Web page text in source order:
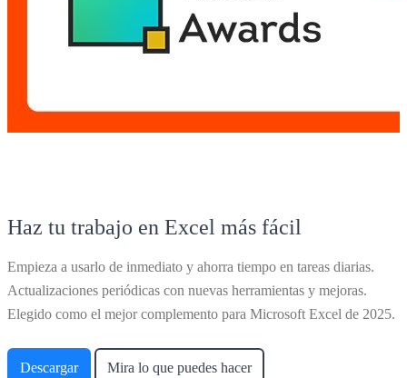
Haz tu trabajo en Excel más fácil
Empieza a usarlo de inmediato y ahorra tiempo en tareas diarias.
Actualizaciones periódicas con nuevas herramientas y mejoras.
Elegido como el mejor complemento para Microsoft Excel de 2025.
Descargar Mira lo que puedes hacer